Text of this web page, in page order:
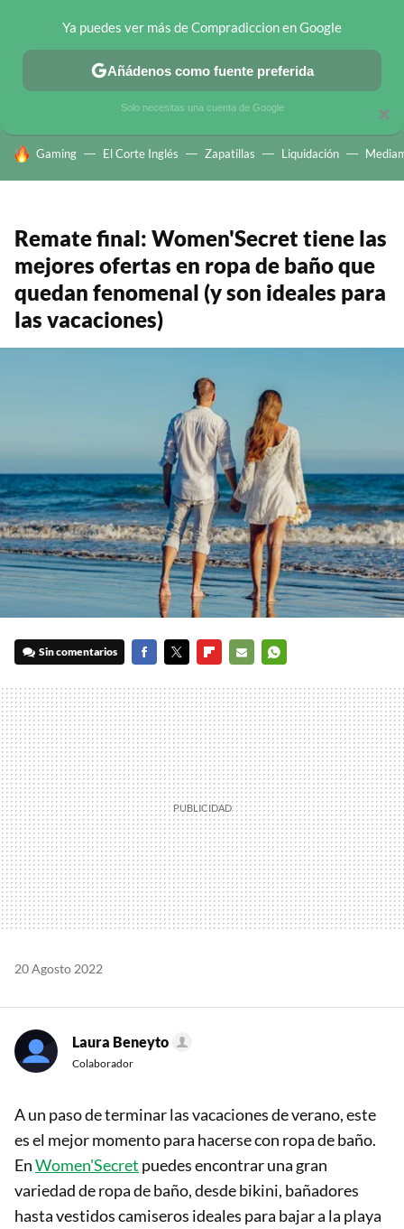
CHOLLOS TELEGRAM OFERTAS EN MÓVILES OFERTAS EN
HOY SE HABLA DE
Gaming El Corte Inglés Zapatillas Liquidación
Remate final: Women'Secret tiene las
mejores ofertas en ropa de baño que
quedan fenomenal (y son ideales para
las vacaciones)
Sin comentarios
MAIL
20 Agosto 2022
Laura Beneyto
Colaborador
A un paso de terminar las vacaciones de verano, este
es el mejor momento para hacerse con ropa de baño.
EnWomen'Secret puedes encontrar una gran
variedad de ropa de baño, desde bikini, bañadores
hasta vestidos camiseros ideales para bajar a la playa
×
Ya puedes ver más de Compradiccion en Google
Añádenos como fuente preferida
Solo necesitas una cuenta de Google